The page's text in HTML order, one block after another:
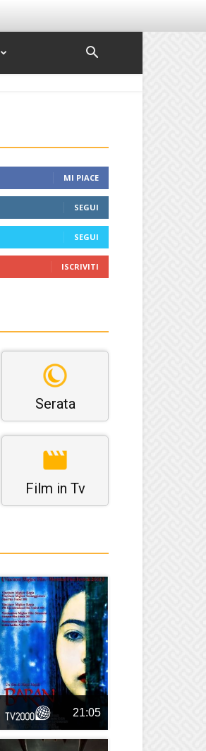
MI PIACE
SEGUI
SEGUI
ISCRIVITI
Serata
Film in Tv
21:05